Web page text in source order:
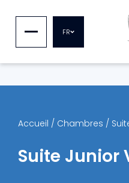
FR
Accueil / Chambres /
Suite Junior